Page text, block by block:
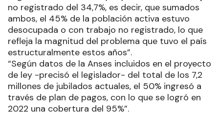
no registrado del 34,7%, es decir, que sumados
ambos, el 45% de la población activa estuvo
desocupada o con trabajo no registrado, lo que
refleja la magnitud del problema que tuvo el país
estructuralmente estos años”.
“Según datos de la Anses incluidos en el proyecto
de ley -precisó el legislador- del total de los 7,2
millones de jubilados actuales, el 50% ingresó a
través de plan de pagos, con lo que se logró en
2022 una cobertura del 95%”.